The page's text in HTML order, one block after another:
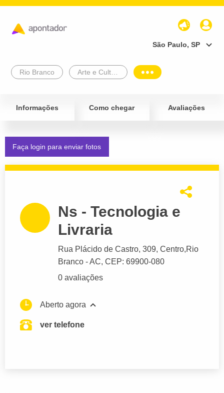
São Paulo, SP
Rio Branco
Informações Como chegar Avaliações
Faça login para enviar fotos
Ns - Tecnologia e
Livraria
Rua Plácido de Castro, 309, Centro,Rio
Branco - AC, CEP: 69900-080
0 avaliações
Aberto agora
ver telefone